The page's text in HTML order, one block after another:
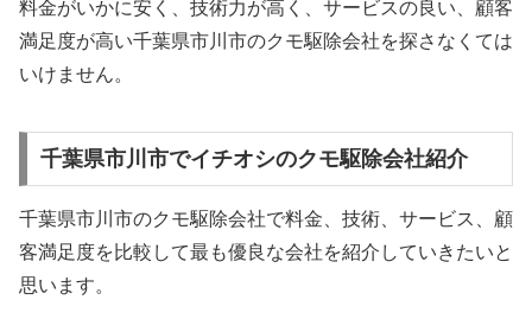
料金がいかに安く、技術力が高く、サービスの良い、顧客
満足度が高い千葉県市川市のクモ駆除会社を探さなくては
いけません。
千葉県市川市でイチオシのクモ駆除会社紹介
千葉県市川市のクモ駆除会社で料金、技術、サービス、顧
客満足度を比較して最も優良な会社を紹介していきたいと
思います。